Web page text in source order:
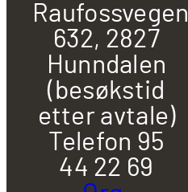
Raufossvegen
632, 2827
Hunndalen
(besøkstid
etter avtale)
Telefon 95
44 22 69